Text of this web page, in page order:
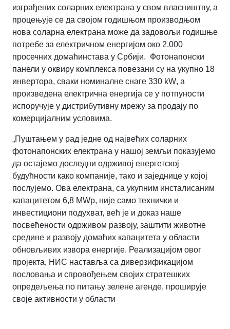
изграђених соларних електрана у свом власништву, а
процењује се да својом годишњом производњом
нова соларна електрана може да задовољи годишње
потребе за електричном енергијом око 2.000
просечних домаћинстава у Србији. Фотонапонски
панели у оквиру комплекса повезани су на укупно 18
инвертора, сваки номиналне снаге 330 kW, а
произведена електрична енергија се у потпуности
испоручује у дистрибутивну мрежу за продају по
комерцијалним условима.
„Пуштањем у рад једне од највећих соларних
фотонапонских електрана у нашој земљи показујемо
да остајемо доследни одрживој енергетској
будућности како компаније, тако и заједнице у којој
послујемо. Ова електрана, са укупним инсталисаним
капацитетом 6,8 MWp, није само технички и
инвестициони подухват, већ је и доказ наше
посвећености одрживом развоју, заштити животне
средине и развоју домаћих капацитета у области
обновљивих извора енергије. Реализацијом овог
пројекта, НИС наставља са диверзификацијом
пословања и спровођењем својих стратешких
опредељења по питању зелене агенде, проширује
своје активности у области